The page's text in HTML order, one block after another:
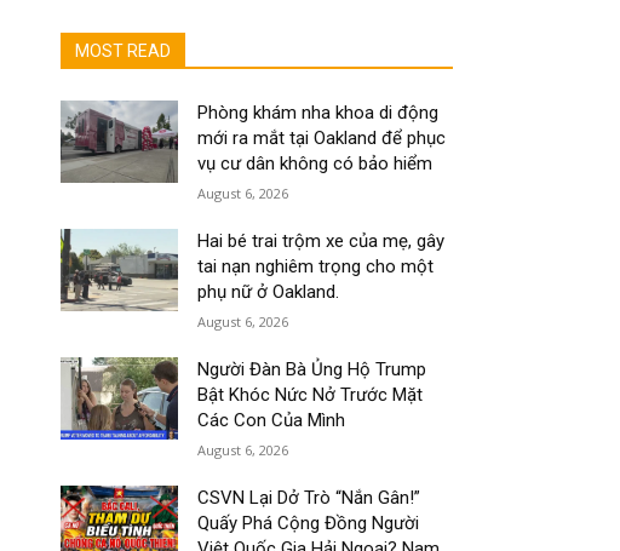
MOST READ
Phòng khám nha khoa di động
mới ra mắt tại Oakland để phục
vụ cư dân không có bảo hiểm
August 6, 2026
Hai bé trai trộm xe của mẹ, gây
tai nạn nghiêm trọng cho một
phụ nữ ở Oakland.
August 6, 2026
Người Đàn Bà Ủng Hộ Trump
Bật Khóc Nức Nở Trước Mặt
Các Con Của Mình
August 6, 2026
CSVN Lại Dở Trò “Nắn Gân!”
Quấy Phá Cộng Đồng Người